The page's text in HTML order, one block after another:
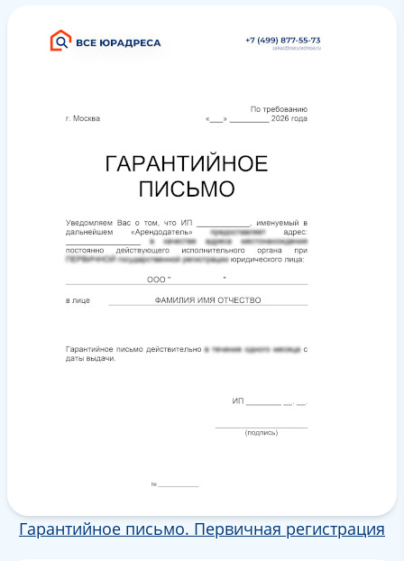
Гарантийное письмо. Первичная регистрация